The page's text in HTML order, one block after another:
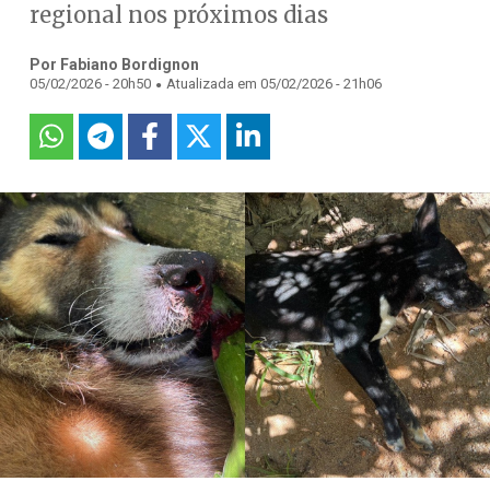
regional nos próximos dias
Por Fabiano Bordignon
05/02/2026 - 20h50 . Atualizada em 05/02/2026 - 21h06